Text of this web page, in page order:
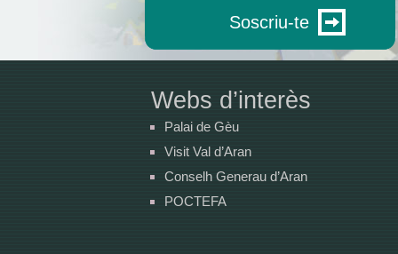
Soscriu-te
Webs d’interès
Palai de Gèu
Visit Val d’Aran
Conselh Generau d’Aran
POCTEFA